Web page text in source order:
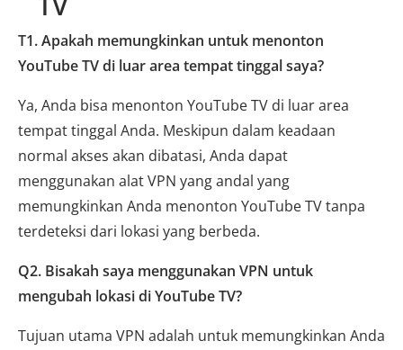
T1. Apakah memungkinkan untuk menonton
YouTube TV di luar area tempat tinggal saya?
Ya, Anda bisa menonton YouTube TV di luar area
tempat tinggal Anda. Meskipun dalam keadaan
normal akses akan dibatasi, Anda dapat
menggunakan alat VPN yang andal yang
memungkinkan Anda menonton YouTube TV tanpa
terdeteksi dari lokasi yang berbeda.
Q2. Bisakah saya menggunakan VPN untuk
mengubah lokasi di YouTube TV?
Tujuan utama VPN adalah untuk memungkinkan Anda